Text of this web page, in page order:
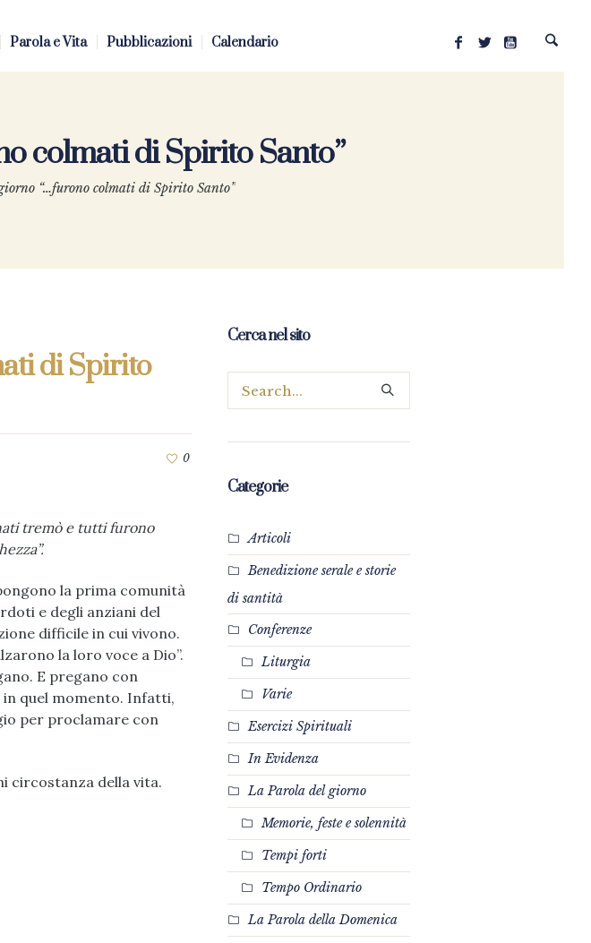
Parola e Vita Pubblicazioni Calendario
colmati di Spirito Santo”
“…furono colmati di Spirito Santo”
di Spirito
0
tremò e tutti furono
la prima comunità
e degli anziani del
difficile in cui vivono.
la loro voce a Dio”.
E pregano con
in quel momento. Infatti,
per proclamare con
circostanza della vita.
Cerca nel sito
Categorie
Articoli
Benedizione serale e storie
di santità
Conferenze
Liturgia
Varie
Esercizi Spirituali
In Evidenza
La Parola del giorno
Memorie, feste e solennità
Tempi forti
Tempo Ordinario
La Parola della Domenica